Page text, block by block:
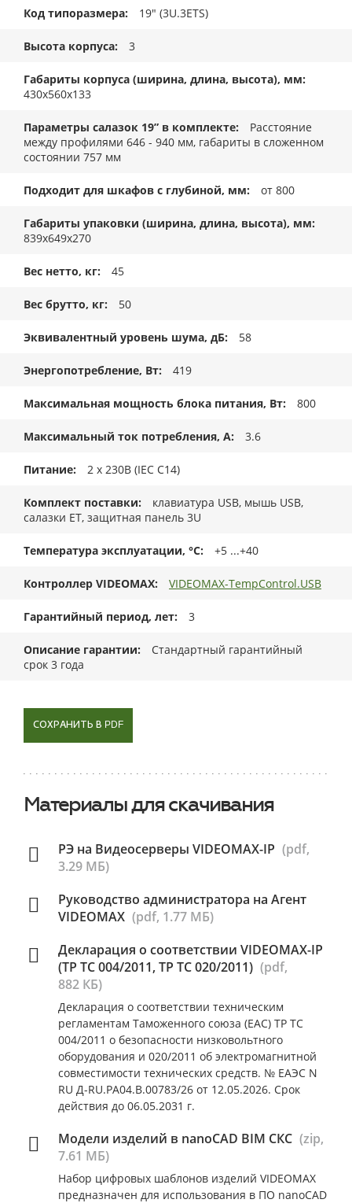
Код типоразмера 19" (3U.3ETS)
Высота корпуса 3
Габариты корпуса (ширина, длина, высота), мм
430x560x133
Параметры салазок 19” в комплекте
Расстояние
между профилями 646 - 940 мм, габариты в сложенном
состоянии 757 мм
Подходит для шкафов с глубиной, мм от 800
Габариты упаковки (ширина, длина, высота), мм
839x649x270
Вес нетто, кг 45
Вес брутто, кг 50
Эквивалентный уровень шума, дБ 58
Энергопотребление, Вт 419
Максимальная мощность блока питания, Вт 800
Максимальный ток потребления, А 3.6
Питание 2 x 230В (IEC C14)
Комплект поставки
клавиатура USB, мышь USB,
салазки ET, защитная панель 3U
Температура эксплуатации, °C +5 ...+40
Контроллер VIDEOMAX VIDEOMAX-TempControl.USB
Гарантийный период, лет 3
Описание гарантии
Стандартный гарантийный
срок 3 года
СОХРАНИТЬ В PDF
Материалы для скачивания
РЭ на Видеосерверы VIDEOMAX-IP (pdf,
3.29 МБ)
Руководство администратора на Агент
VIDEOMAX (pdf, 1.77 МБ)
Декларация о соответствии VIDEOMAX-IP
(ТР ТС 004/2011, ТР ТС 020/2011) (pdf,
882 КБ)
Декларация о соответствии техническим
регламентам Таможенного союза (ЕАС) ТР ТС
004/2011 о безопасности низковольтного
оборудования и 020/2011 об электромагнитной
совместимости технических средств. № ЕАЭС N
RU Д-RU.РА04.В.00783/26 от 12.05.2026. Срок
действия до 06.05.2031 г.
Модели изделий в nanoCAD BIM СКС (zip,
7.61 МБ)
Набор цифровых шаблонов изделий VIDEOMAX
предназначен для использования в ПО nanoCAD